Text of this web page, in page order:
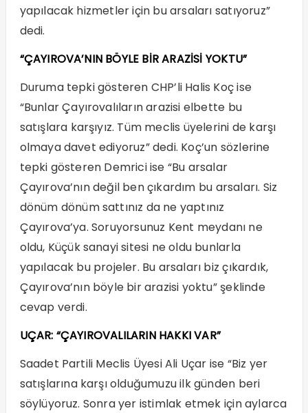
yapılacak hizmetler için bu arsaları satıyoruz”
dedi.
“ÇAYIROVA’NIN BÖYLE BİR ARAZİSİ YOKTU”
Duruma tepki gösteren CHP’li Halis Koç ise
“Bunlar Çayırovalıların arazisi elbette bu
satışlara karşıyız. Tüm meclis üyelerini de karşı
olmaya davet ediyoruz” dedi. Koç’un sözlerine
tepki gösteren Demrici ise “Bu arsalar
Çayırova’nın değil ben çıkardım bu arsaları. Siz
dönüm dönüm sattınız da ne yaptınız
Çayırova’ya. Soruyorsunuz Kent meydanı ne
oldu, Küçük sanayi sitesi ne oldu bunlarla
yapılacak bu projeler. Bu arsaları biz çıkardık,
Çayırova’nın böyle bir arazisi yoktu” şeklinde
cevap verdi.
UÇAR: “ÇAYIROVALILARIN HAKKI VAR”
Saadet Partili Meclis Üyesi Ali Uçar ise “Biz yer
satışlarına karşı olduğumuzu ilk günden beri
söylüyoruz. Sonra yer istimlak etmek için aylarca